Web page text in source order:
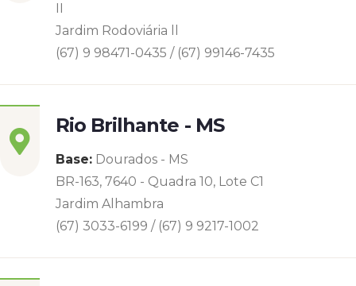
II
Jardim Rodoviária ll
(67) 9 98471-0435 / (67) 99146-7435
Rio Brilhante - MS
Base: Dourados - MS
BR-163, 7640 - Quadra 10, Lote C1
Jardim Alhambra
(67) 3033-6199 / (67) 9 9217-1002